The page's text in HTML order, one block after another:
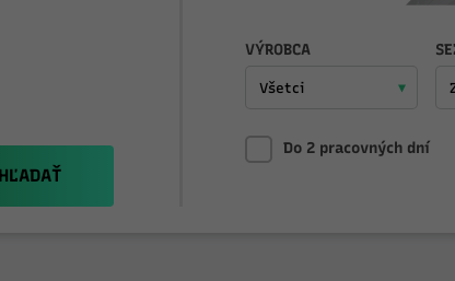
VÝROBCA
Do 2 pracovných dní